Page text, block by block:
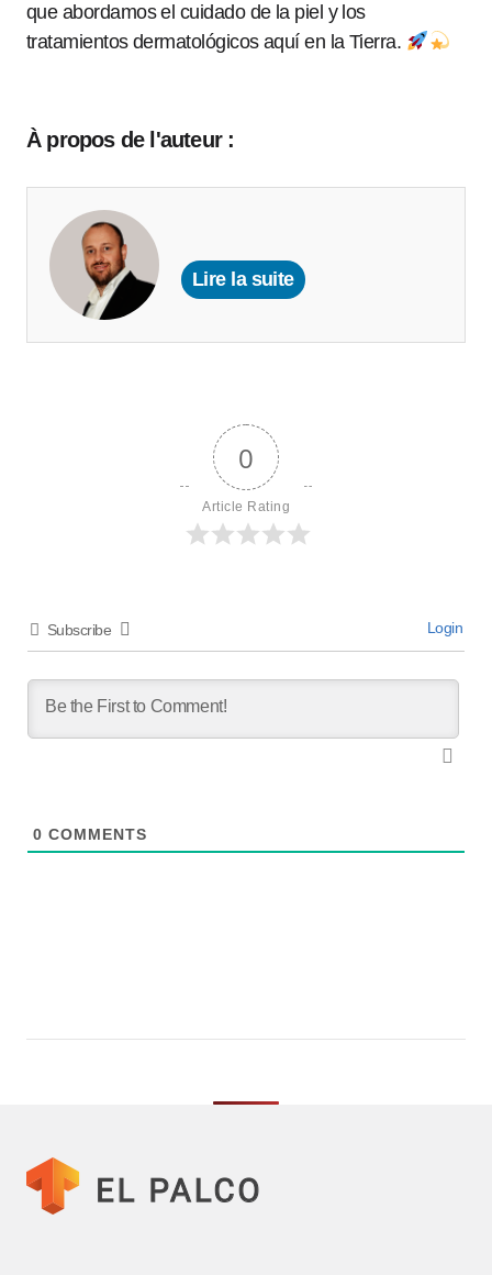
que abordamos el cuidado de la piel y los
tratamientos dermatológicos aquí en la Tierra.
À propos de l'auteur :
Lire la suite
0
Article Rating
Subscribe Login
0 COMMENTS